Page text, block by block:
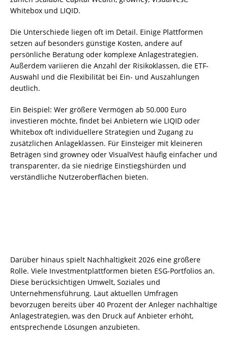
Whitebox und LIQID.
Die Unterschiede liegen oft im Detail. Einige Plattformen
setzen auf besonders günstige Kosten, andere auf
persönliche Beratung oder komplexe Anlagestrategien.
Außerdem variieren die Anzahl der Risikoklassen, die ETF-
Auswahl und die Flexibilität bei Ein- und Auszahlungen
deutlich.
Ein Beispiel: Wer größere Vermögen ab 50.000 Euro
investieren möchte, findet bei Anbietern wie LIQID oder
Whitebox oft individuellere Strategien und Zugang zu
zusätzlichen Anlageklassen. Für Einsteiger mit kleineren
Beträgen sind growney oder VisualVest häufig einfacher und
transparenter, da sie niedrige Einstiegshürden und
verständliche Nutzeroberflächen bieten.
Darüber hinaus spielt Nachhaltigkeit 2026 eine größere
Rolle. Viele Investmentplattformen bieten ESG-Portfolios an.
Diese berücksichtigen Umwelt, Soziales und
Unternehmensführung. Laut aktuellen Umfragen
bevorzugen bereits über 40 Prozent der Anleger nachhaltige
Anlagestrategien, was den Druck auf Anbieter erhöht,
entsprechende Lösungen anzubieten.